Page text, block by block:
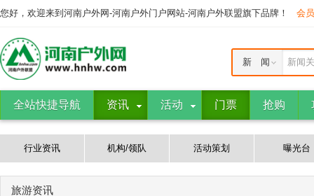
您好，欢迎来到河南户外网-河南户外门户网站-河南户外联盟旗下品牌！ 会
新闻
新 闻
全站快捷导航 资讯 活动 门票 抢购
行业资讯 机构/领队 活动策划 曝光台
旅游资讯